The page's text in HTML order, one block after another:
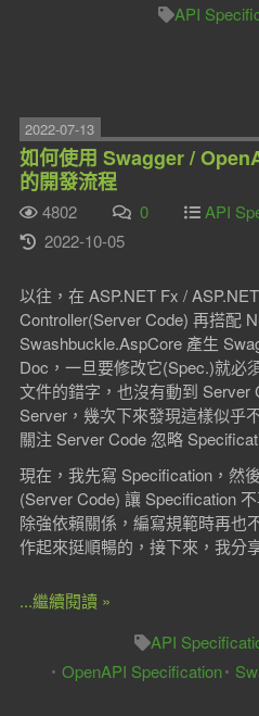
API
2022-07-13
如何使用 Swagger /
的開發流程
4802 0
API
2022-10-05
以往，在 ASP.NET Fx /
Controller(Server Code) 再搭配
Swashbuckle.AspCore 產生
Doc，一旦要修改它(Spec.)就必
文件的錯字，也沒有動到 Server
Server，幾次下來發現這樣似乎
關注 Server Code 忽略
現在，我先寫 Specification，然
(Server Code) 讓 Specification
除強依賴關係，編寫規範時再也
作起來挺順暢的，接下來，我分
...繼續閱讀 »
API
OpenAPI Specification